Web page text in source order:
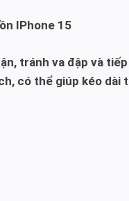
IPhone 15
tránh va đập và
có thể giúp kéo dài